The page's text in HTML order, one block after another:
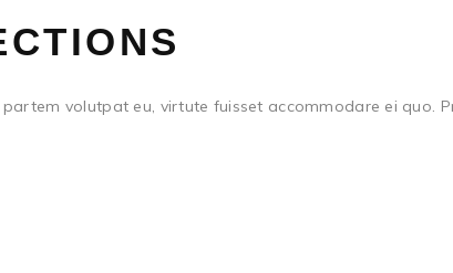
volutpat eu, virtute fuisset accommodare ei quo.